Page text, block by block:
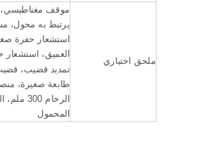
ملحق اختياري
موقف مغناطيسي،
يرتبط به محول،
استشعار حفرة
العميق،
تمديد قضيب، قضيب
الرخام
المحمول